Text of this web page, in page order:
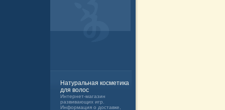
Натуральная косметика
для волос
Интернет-магазин
развивающих игр.
Информация о доставке,